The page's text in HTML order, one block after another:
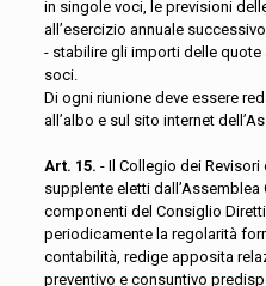
in singole voci, le previsioni
all’esercizio annuale
- stabilire gli importi delle
soci.
Di ogni riunione deve essere
all’albo e sul sito internet
Art. 15.- Il Collegio dei
supplente eletti dall’Assemblea
componenti del Consiglio
periodicamente la regolarità
contabilità, redige apposita
preventivo e consuntivo